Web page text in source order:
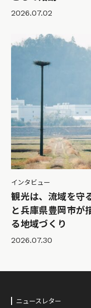
2026.07.02
インタビュー
観光は、流域を守
と兵庫県豊岡市が
る地域づくり
2026.07.30
ニュースレター